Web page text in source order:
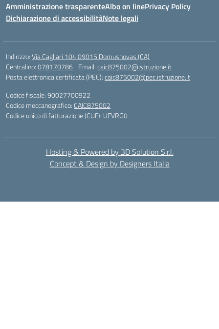
Amministrazione trasparenteAlbo on linePrivacy Policy
Dichiarazione di accessibilitàNote legali
Indirizzo:Via Cagliari 104 09015 Domusnovas (CA)
Centralino:078170786 Email:caic875002@istruzione.it
Posta elettronica certificata (PEC):caic875002@pec.istruzione.it
Codice fiscale: 90027700922
Codice meccanografico: CAIC875002
Codice unico di fatturazione (CUF): UFVRG0
Hosting & Powered by 3D Solution S.r.l.
Concept & Design by Designers Italia